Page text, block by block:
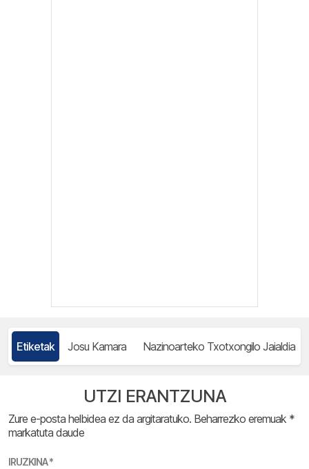
Etiketak Josu Kamara Nazinoarteko Txotxongilo Jaialdia
UTZI ERANTZUNA
Zure e-posta helbidea ez da argitaratuko. Beharrezko eremuak *
markatuta daude
IRUZKINA*